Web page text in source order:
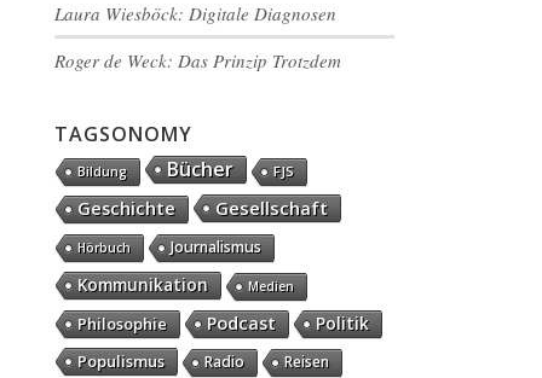
Laura Wiesböck: Digitale Diagnosen
Roger de Weck: Das Prinzip Trotzdem
TAGSONOMY
Bildung Bücher FJS
Geschichte Gesellschaft
Hörbuch Journalismus
Kommunikation Medien
Philosophie Podcast Politik
Populismus Radio Reisen